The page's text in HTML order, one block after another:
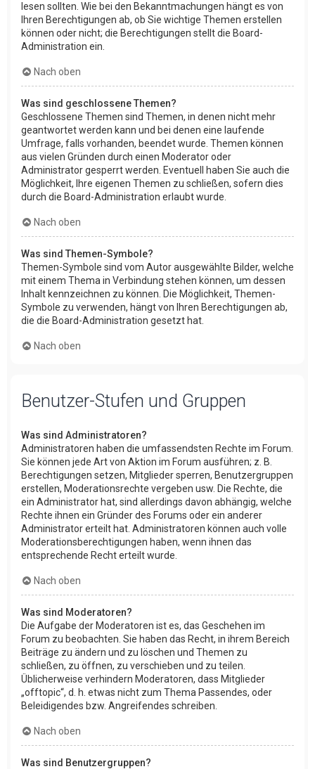
lesen sollten. Wie bei den Bekanntmachungen hängt es von
Ihren Berechtigungen ab, ob Sie wichtige Themen erstellen
können oder nicht; die Berechtigungen stellt die Board-
Administration ein.
Nach oben
Was sind geschlossene Themen?
Geschlossene Themen sind Themen, in denen nicht mehr
geantwortet werden kann und bei denen eine laufende
Umfrage, falls vorhanden, beendet wurde. Themen können
aus vielen Gründen durch einen Moderator oder
Administrator gesperrt werden. Eventuell haben Sie auch die
Möglichkeit, Ihre eigenen Themen zu schließen, sofern dies
durch die Board-Administration erlaubt wurde.
Nach oben
Was sind Themen-Symbole?
Themen-Symbole sind vom Autor ausgewählte Bilder, welche
mit einem Thema in Verbindung stehen können, um dessen
Inhalt kennzeichnen zu können. Die Möglichkeit, Themen-
Symbole zu verwenden, hängt von Ihren Berechtigungen ab,
die die Board-Administration gesetzt hat.
Nach oben
Benutzer-Stufen und Gruppen
Was sind Administratoren?
Administratoren haben die umfassendsten Rechte im Forum.
Sie können jede Art von Aktion im Forum ausführen; z. B.
Berechtigungen setzen, Mitglieder sperren, Benutzergruppen
erstellen, Moderationsrechte vergeben usw. Die Rechte, die
ein Administrator hat, sind allerdings davon abhängig, welche
Rechte ihnen ein Gründer des Forums oder ein anderer
Administrator erteilt hat. Administratoren können auch volle
Moderationsberechtigungen haben, wenn ihnen das
entsprechende Recht erteilt wurde.
Nach oben
Was sind Moderatoren?
Die Aufgabe der Moderatoren ist es, das Geschehen im
Forum zu beobachten. Sie haben das Recht, in ihrem Bereich
Beiträge zu ändern und zu löschen und Themen zu
schließen, zu öffnen, zu verschieben und zu teilen.
Üblicherweise verhindern Moderatoren, dass Mitglieder
„offtopic“, d. h. etwas nicht zum Thema Passendes, oder
Beleidigendes bzw. Angreifendes schreiben.
Nach oben
Was sind Benutzergruppen?